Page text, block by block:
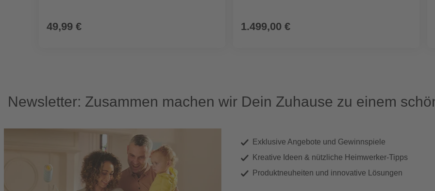
49,99 € 1.499,00 €
Newsletter: Zusammen machen wir Dein Zuhause zu einem
Exklusive Angebote und Gewinnspiele
Kreative Ideen & nützliche Heimwerker-Tipps
Produktneuheiten und innovative Lösungen